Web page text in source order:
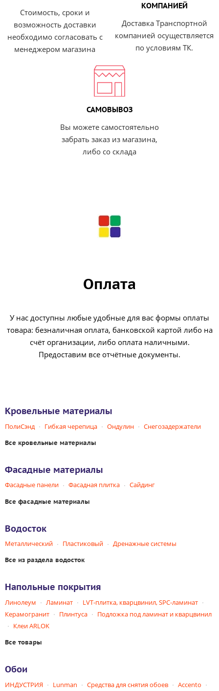
Стоимость, сроки и
возможность доставки
необходимо согласовать с
менеджером магазина
КОМПАНИЕЙ
Доставка Транспортной
компанией осуществляется
по условиям ТК.
САМОВЫВОЗ
Вы можете самостоятельно
забрать заказ из магазина,
либо со склада
Оплата
У нас доступны любые удобные для вас формы оплаты
товара: безналичная оплата, банковской картой либо на
счёт организации, либо оплата наличными.
Предоставим все отчётные документы.
Кровельные материалы
ПолиСэнд Гибкая черепица Ондулин Снегозадержатели
Все кровельные материалы
Фасадные материалы
Фасадные панели Фасадная плитка Сайдинг
Все фасадные материалы
Водосток
Металлический Пластиковый Дренажные системы
Все из раздела водосток
Напольные покрытия
Линолеум Ламинат
LVT-плитка, кварцвинил, SPC-ламинат
Керамогранит
Плинтуса
Подложка под ламинат и кварцвинил
Клеи ARLOK
Все товары
Обои
ИНДУСТРИЯ Lunman Средства для снятия обоев
Accento